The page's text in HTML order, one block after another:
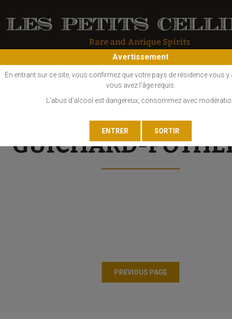
CALVADOS COGNAC EAU DE VIE GIN LIQUEUR MARC -
GUICHARD-
Avertissement
En entrant sur ce site, vous confirmez que votre pays de résidence vous y
vous avez l'âge requis.
L'abus d'alcool est dangereux, consommez avec